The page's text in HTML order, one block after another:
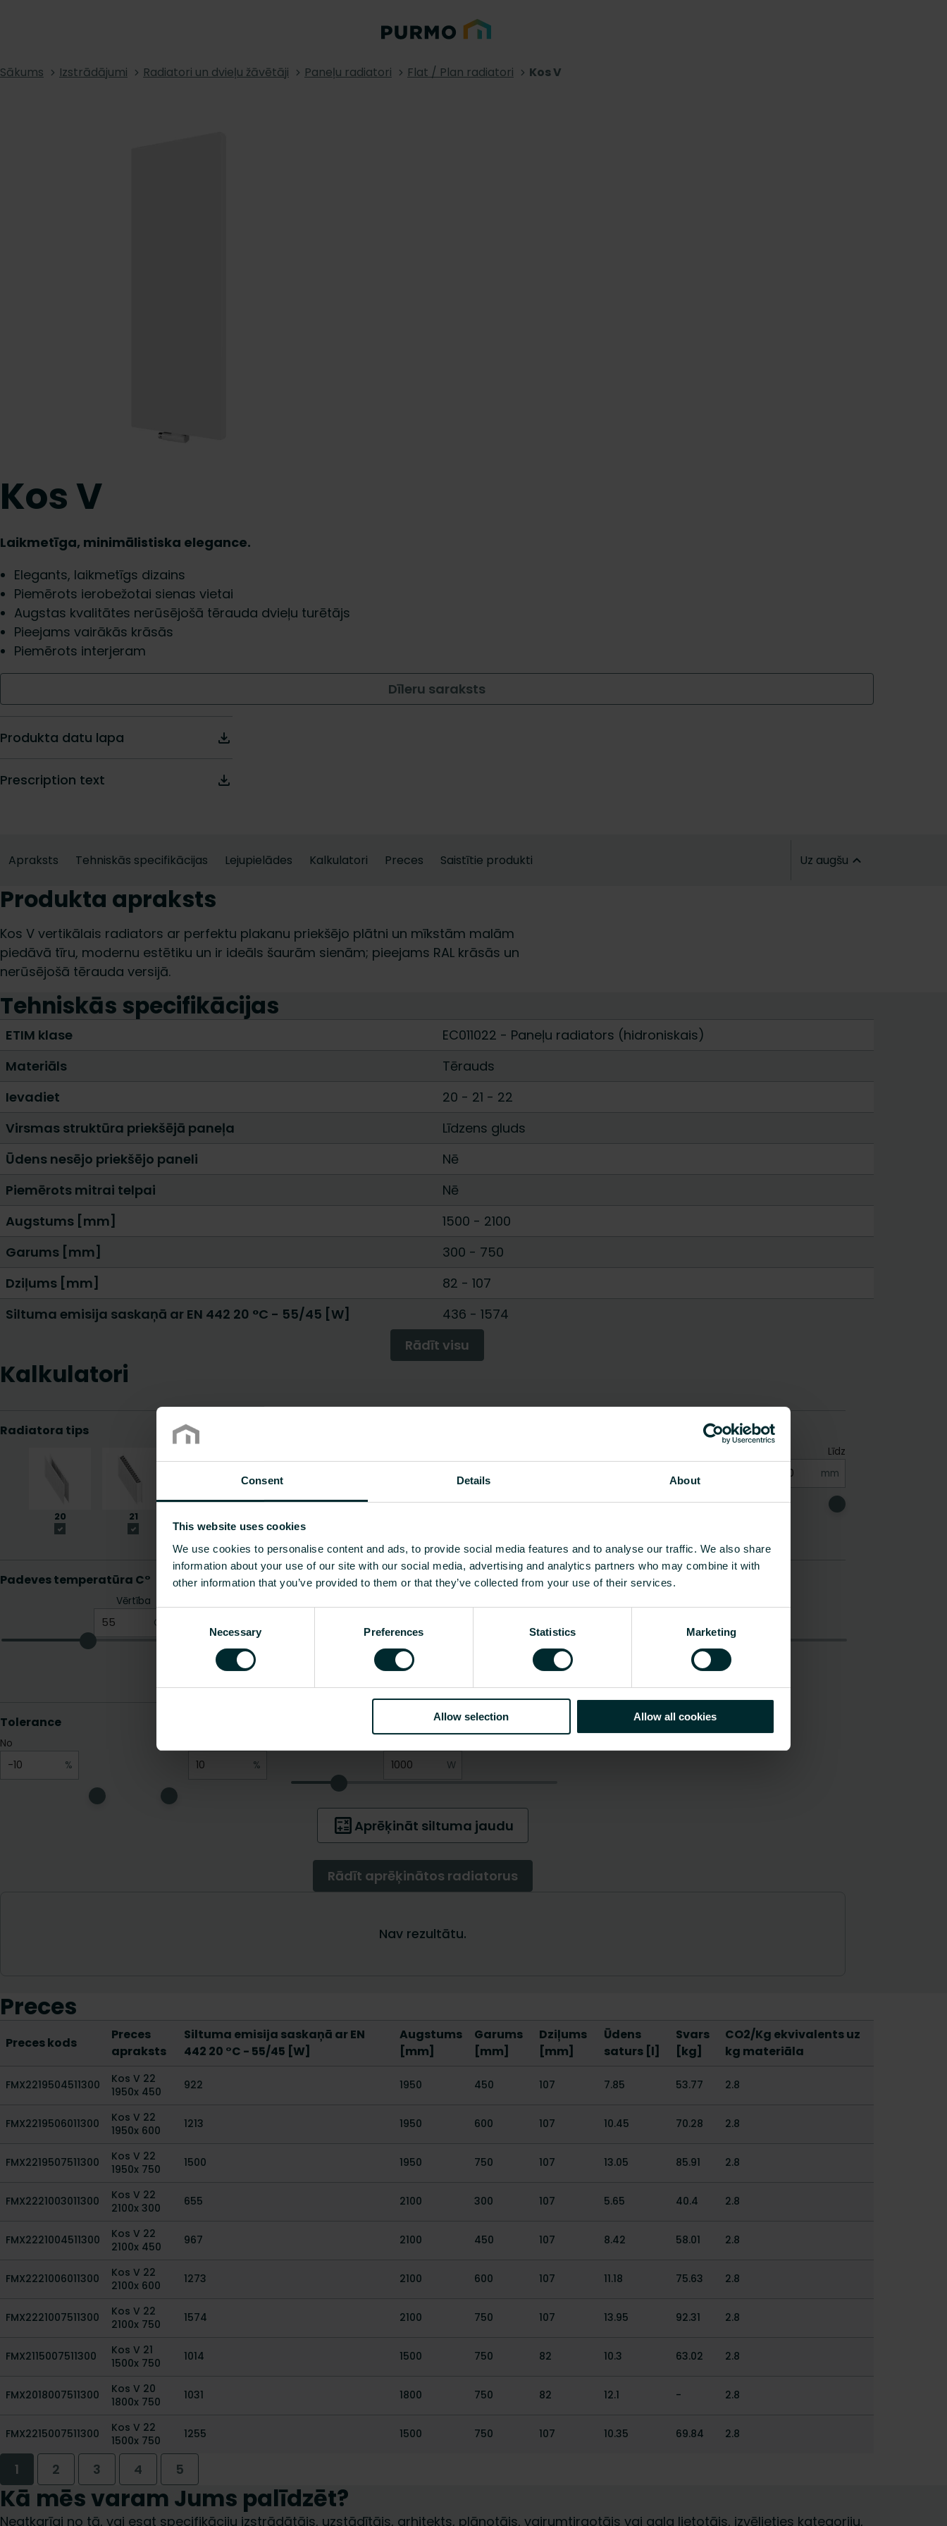
Consent Details About
This website uses cookies
We use cookies to personalise content and ads, to provide social media features and to analyse our traffic. We also share
information about your use of our site with our social media, advertising and analytics partners who may combine it with
other information that you’ve provided to them or that they’ve collected from your use of their services.
Necessary Preferences Statistics Marketing
Allow selection Allow all cookies
Sākums Izstrādājumi Radiatori un dvieļu žāvētāji Paneļu radiatori Flat / Plan radiatori Kos V
Kos V
Laikmetīga, minimālistiska elegance.
Elegants, laikmetīgs dizains
Piemērots ierobežotai sienas vietai
Augstas kvalitātes nerūsējošā tērauda dvieļu turētājs
Pieejams vairākās krāsās
Piemērots interjeram
Dīleru saraksts
Produkta datu lapa
Prescription text
Apraksts Tehniskās specifikācijas Lejupielādes Kalkulatori Preces Saistītie produkti Uz augšu
Produkta apraksts
Kos V vertikālais radiators ar perfektu plakanu priekšējo plātni un mīkstām malām
piedāvā tīru, modernu estētiku un ir ideāls šaurām sienām; pieejams RAL krāsās un
nerūsējošā tērauda versijā.
Tehniskās specifikācijas
ETIM klase
EC011022 - Paneļu radiators (hidroniskais)
Materiāls
Tērauds
Ievadiet
20 - 21 - 22
Virsmas struktūra priekšējā paneļa
Līdzens gluds
Ūdens nesējo priekšējo paneli
Nē
Piemērots mitrai telpai
Nē
Augstums [mm]
1500 - 2100
Garums [mm]
300 - 750
Dziļums [mm]
82 - 107
Siltuma emisija saskaņā ar EN 442 20 °C - 55/45 [W]
436 - 1574
Rādīt visu
Kalkulatori
Preces
Preces kods
Preces
apraksts
Siltuma emisija saskaņā ar EN
442 20 °C - 55/45 [W]
Augstums
[mm]
Garums
[mm]
Dziļums
[mm]
Ūdens
saturs [l]
Svars
[kg]
CO2/Kg ekvivalents uz
kg materiāla
FMX2219504511300
Kos V 22
1950x 450
922 1950 450 107 7.85 53.77 2.8
FMX2219506011300
Kos V 22
1950x 600
1213 1950 600 107 10.45 70.28 2.8
FMX2219507511300
Kos V 22
1950x 750
1500 1950 750 107 13.05 85.91 2.8
FMX2221003011300
Kos V 22
2100x 300
655 2100 300 107 5.65 40.4 2.8
FMX2221004511300
Kos V 22
2100x 450
967 2100 450 107 8.42 58.01 2.8
FMX2221006011300
Kos V 22
2100x 600
1273 2100 600 107 11.18 75.63 2.8
FMX2221007511300
Kos V 22
2100x 750
1574 2100 750 107 13.95 92.31 2.8
FMX2115007511300
Kos V 21
1500x 750
1014 1500 750 82 10.3 63.02 2.8
FMX2018007511300
Kos V 20
1800x 750
1031 1800 750 82 12.1 - 2.8
FMX2215007511300
Kos V 22
1500x 750
1255 1500 750 107 10.35 69.84 2.8
1 2 3 4 5
Kā mēs varam Jums palīdzēt?
Neatkarīgi no tā, vai esat specifikāciju izstrādātājs, uzstādītājs, arhitekts, plānotājs, vairumtirgotājs vai gala lietotājs, izvēlieties kategoriju,